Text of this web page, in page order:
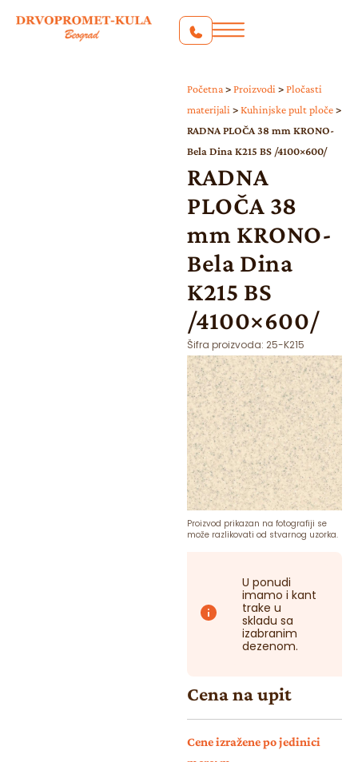
Početna > Proizvodi > Pločasti
materijali > Kuhinjske pult ploče >
RADNA PLOČA 38 mm KRONO-
Bela Dina K215 BS /4100×600/
RADNA
PLOČA 38
mm KRONO-
Bela Dina
K215 BS
/4100×600/
Šifra proizvoda: 25-K215
Proizvod prikazan na fotografiji se
može razlikovati od stvarnog uzorka.
U ponudi
imamo i kant
trake u
skladu sa
izabranim
dezenom.
Cena na upit
Cene izražene po jedinici